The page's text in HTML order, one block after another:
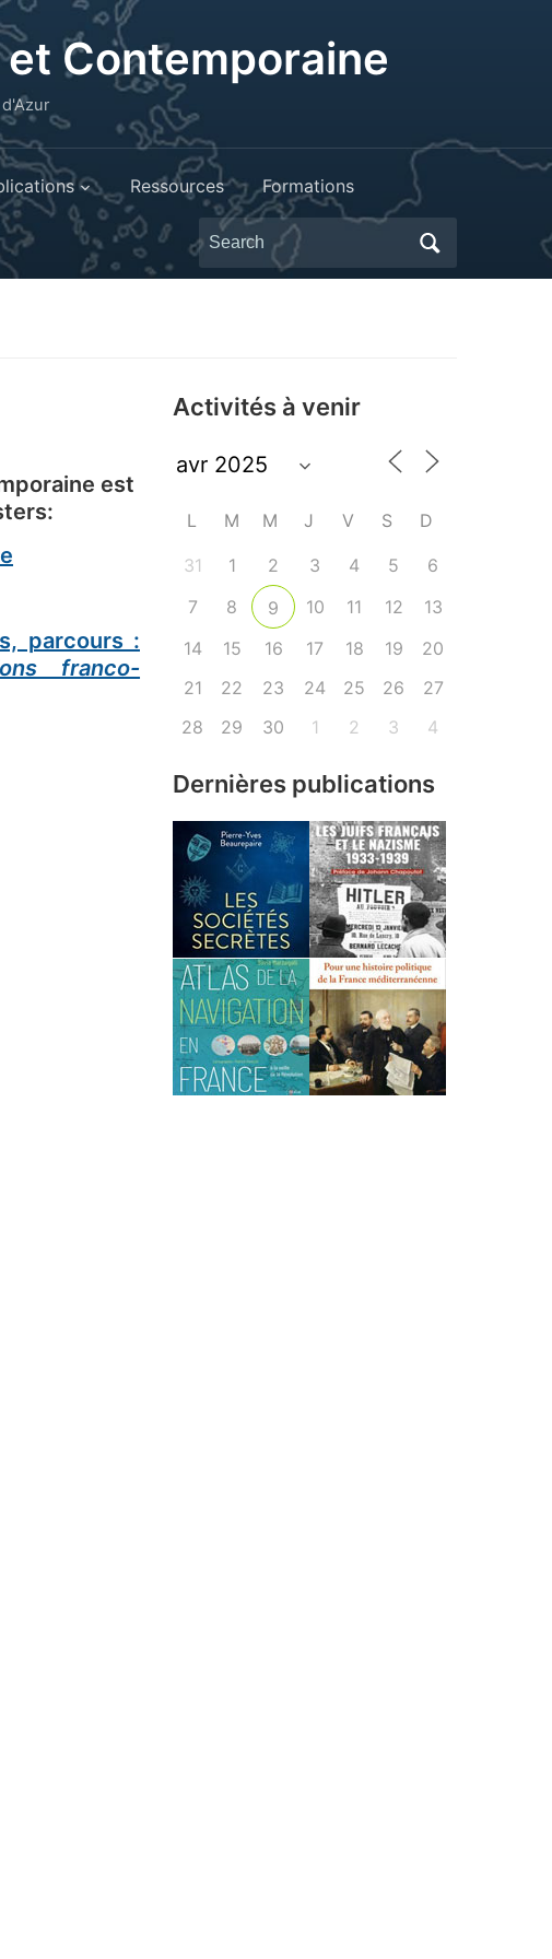
Contemporaine
Ressources Formations
Search
for:
est
parcours :
franco-
Activités à venir
L M M J V S D
31 1 2 3 4 5
6
7
8 9 10 11 12
13
14
15 16 17 18 19
20
21
22 23 24 25 26
27
28
29 30 1 2 3 4
Dernières publications